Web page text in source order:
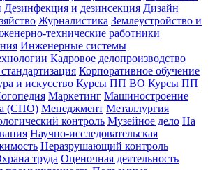
Дезинфекция и дезинсекция Дизайн
Журналистика Землеустройство и
технические работники
Инженерные системы
Кадровое делопроизводство
Корпоративное обучение
и искусство Курсы ПП ВО Курсы ПП
Маркетинг Машиностроение
(СПО) Менеджмент Металлургия
контроль Музейное дело На
Научно-исследовательская
Неразрушающий контроль
труда Оценочная деятельность